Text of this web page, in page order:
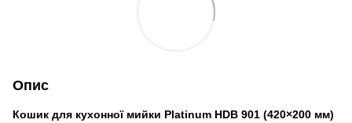
Опис
Кошик для кухонної мийки Platinum HDB 901 (420×200 мм)